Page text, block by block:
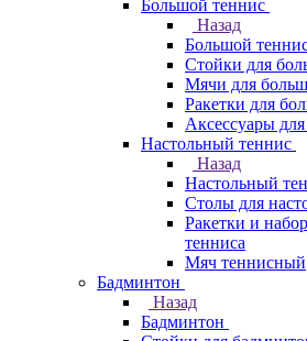
Большой теннис
Назад
Большой
Стойки для
Мячи для
Ракетки для
Аксессуары
Настольный теннис
Назад
Настольный
Столы для
Ракетки и
тенниса
Мяч теннисный
Бадминтон
Назад
Бадминтон